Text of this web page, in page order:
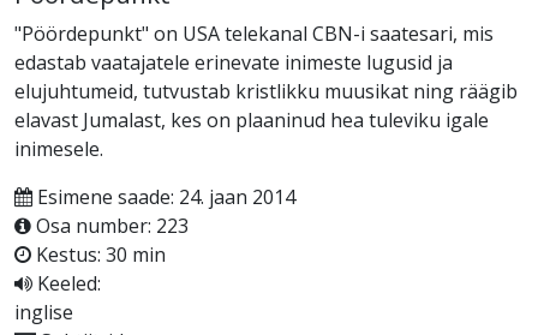
"Pöördepunkt" on USA telekanal CBN-i saatesari, mis
edastab vaatajatele erinevate inimeste lugusid ja
elujuhtumeid, tutvustab kristlikku muusikat ning räägib
elavast Jumalast, kes on plaaninud hea tuleviku igale
inimesele.
Esimene saade: 24. jaan 2014
Osa number: 223
Kestus: 30 min
Keeled:
inglise